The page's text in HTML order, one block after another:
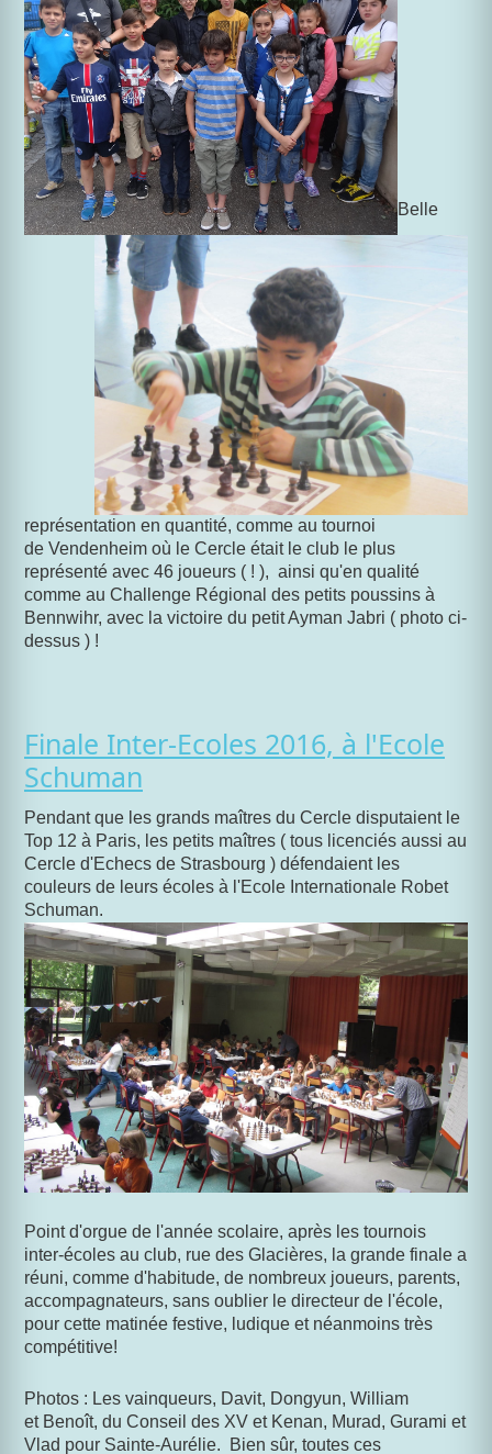
Belle
représentation en quantité, comme au tournoi
de Vendenheim où le Cercle était le club le plus
représenté avec 46 joueurs ( ! ), ainsi qu'en qualité
comme au Challenge Régional des petits poussins à
Bennwihr, avec la victoire du petit Ayman Jabri ( photo ci-
dessus ) !
Finale Inter-Ecoles 2016, à l'Ecole
Schuman
Pendant que les grands maîtres du Cercle disputaient le
Top 12 à Paris, les petits maîtres ( tous licenciés aussi au
Cercle d'Echecs de Strasbourg ) défendaient les
couleurs de leurs écoles à l'Ecole Internationale Robet
Schuman.
Point d'orgue de l'année scolaire, après les tournois
inter-écoles au club, rue des Glacières, la grande finale a
réuni, comme d'habitude, de nombreux joueurs, parents,
accompagnateurs, sans oublier le directeur de l'école,
pour cette matinée festive, ludique et néanmoins très
compétitive!
Photos : Les vainqueurs, Davit, Dongyun, William
et Benoît, du Conseil des XV et Kenan, Murad, Gurami et
Vlad pour Sainte-Aurélie. Bien sûr, toutes ces